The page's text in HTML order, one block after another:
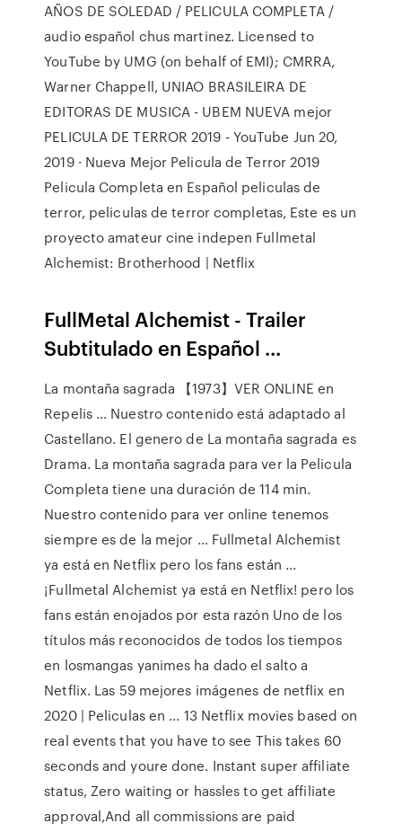
AÑOS DE SOLEDAD / PELICULA COMPLETA /
audio español chus martinez. Licensed to
YouTube by UMG (on behalf of EMI); CMRRA,
Warner Chappell, UNIAO BRASILEIRA DE
EDITORAS DE MUSICA - UBEM NUEVA mejor
PELICULA DE TERROR 2019 - YouTube Jun 20,
2019 · Nueva Mejor Pelicula de Terror 2019
Pelicula Completa en Español peliculas de
terror, peliculas de terror completas, Este es un
proyecto amateur cine indepen Fullmetal
Alchemist: Brotherhood | Netflix
FullMetal Alchemist - Trailer
Subtitulado en Español ...
La montaña sagrada 【1973】VER ONLINE en
Repelis … Nuestro contenido está adaptado al
Castellano. El genero de La montaña sagrada es
Drama. La montaña sagrada para ver la Pelicula
Completa tiene una duración de 114 min.
Nuestro contenido para ver online tenemos
siempre es de la mejor … Fullmetal Alchemist
ya está en Netflix pero los fans están ...
¡Fullmetal Alchemist ya está en Netflix! pero los
fans están enojados por esta razón Uno de los
títulos más reconocidos de todos los tiempos
en losmangas yanimes ha dado el salto a
Netflix. Las 59 mejores imágenes de netflix en
2020 | Peliculas en ... 13 Netflix movies based on
real events that you have to see This takes 60
seconds and youre done. Instant super affiliate
status, Zero waiting or hassles to get affiliate
approval,And all commissions are paid